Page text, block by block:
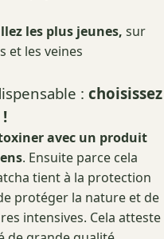
les plus jeunes, sur
et les veines
: choisissez
avec un produit
. Ensuite parce cela
tient à la protection
protéger la nature et de
intensives. Cela atteste